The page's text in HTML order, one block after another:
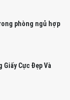
phòng ngủ hợp
Giấy Cực Đẹp Và